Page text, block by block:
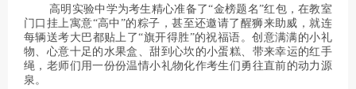
高明实验中学为考生精心准备了“金榜题名”红包，在教室
门口挂上寓意“高中”的粽子，甚至还邀请了醒狮来助威，就连
每辆送考大巴都贴上了“旗开得胜”的祝福语。创意满满的小礼
物、心意十足的水果盒、甜到心坎的小蛋糕、带来幸运的红手
绳，老师们用一份份温情小礼物化作考生们勇往直前的动力源
泉。